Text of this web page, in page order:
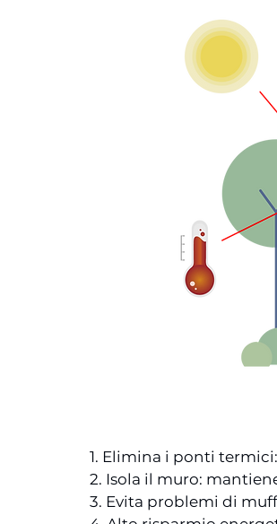
1. Elimina i ponti
2. Isola il muro:
3. Evita problemi di